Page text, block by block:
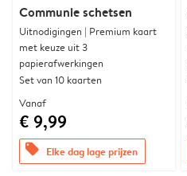
Communie schetsen
Uitnodigingen | Premium kaart
met keuze uit 3
papierafwerkingen
Set van 10 kaarten
Vanaf
€ 9,99
offers Elke dag lage prijzen